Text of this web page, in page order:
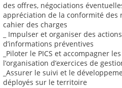
des offres, négociations
appréciation de la conformité des
cahier des charges
_ Impulser et organiser des
d’informations préventives
_Piloter le PICS et accompagner
l’organisation d’exercices de
_Assurer le suivi et le
déployés sur le territoire